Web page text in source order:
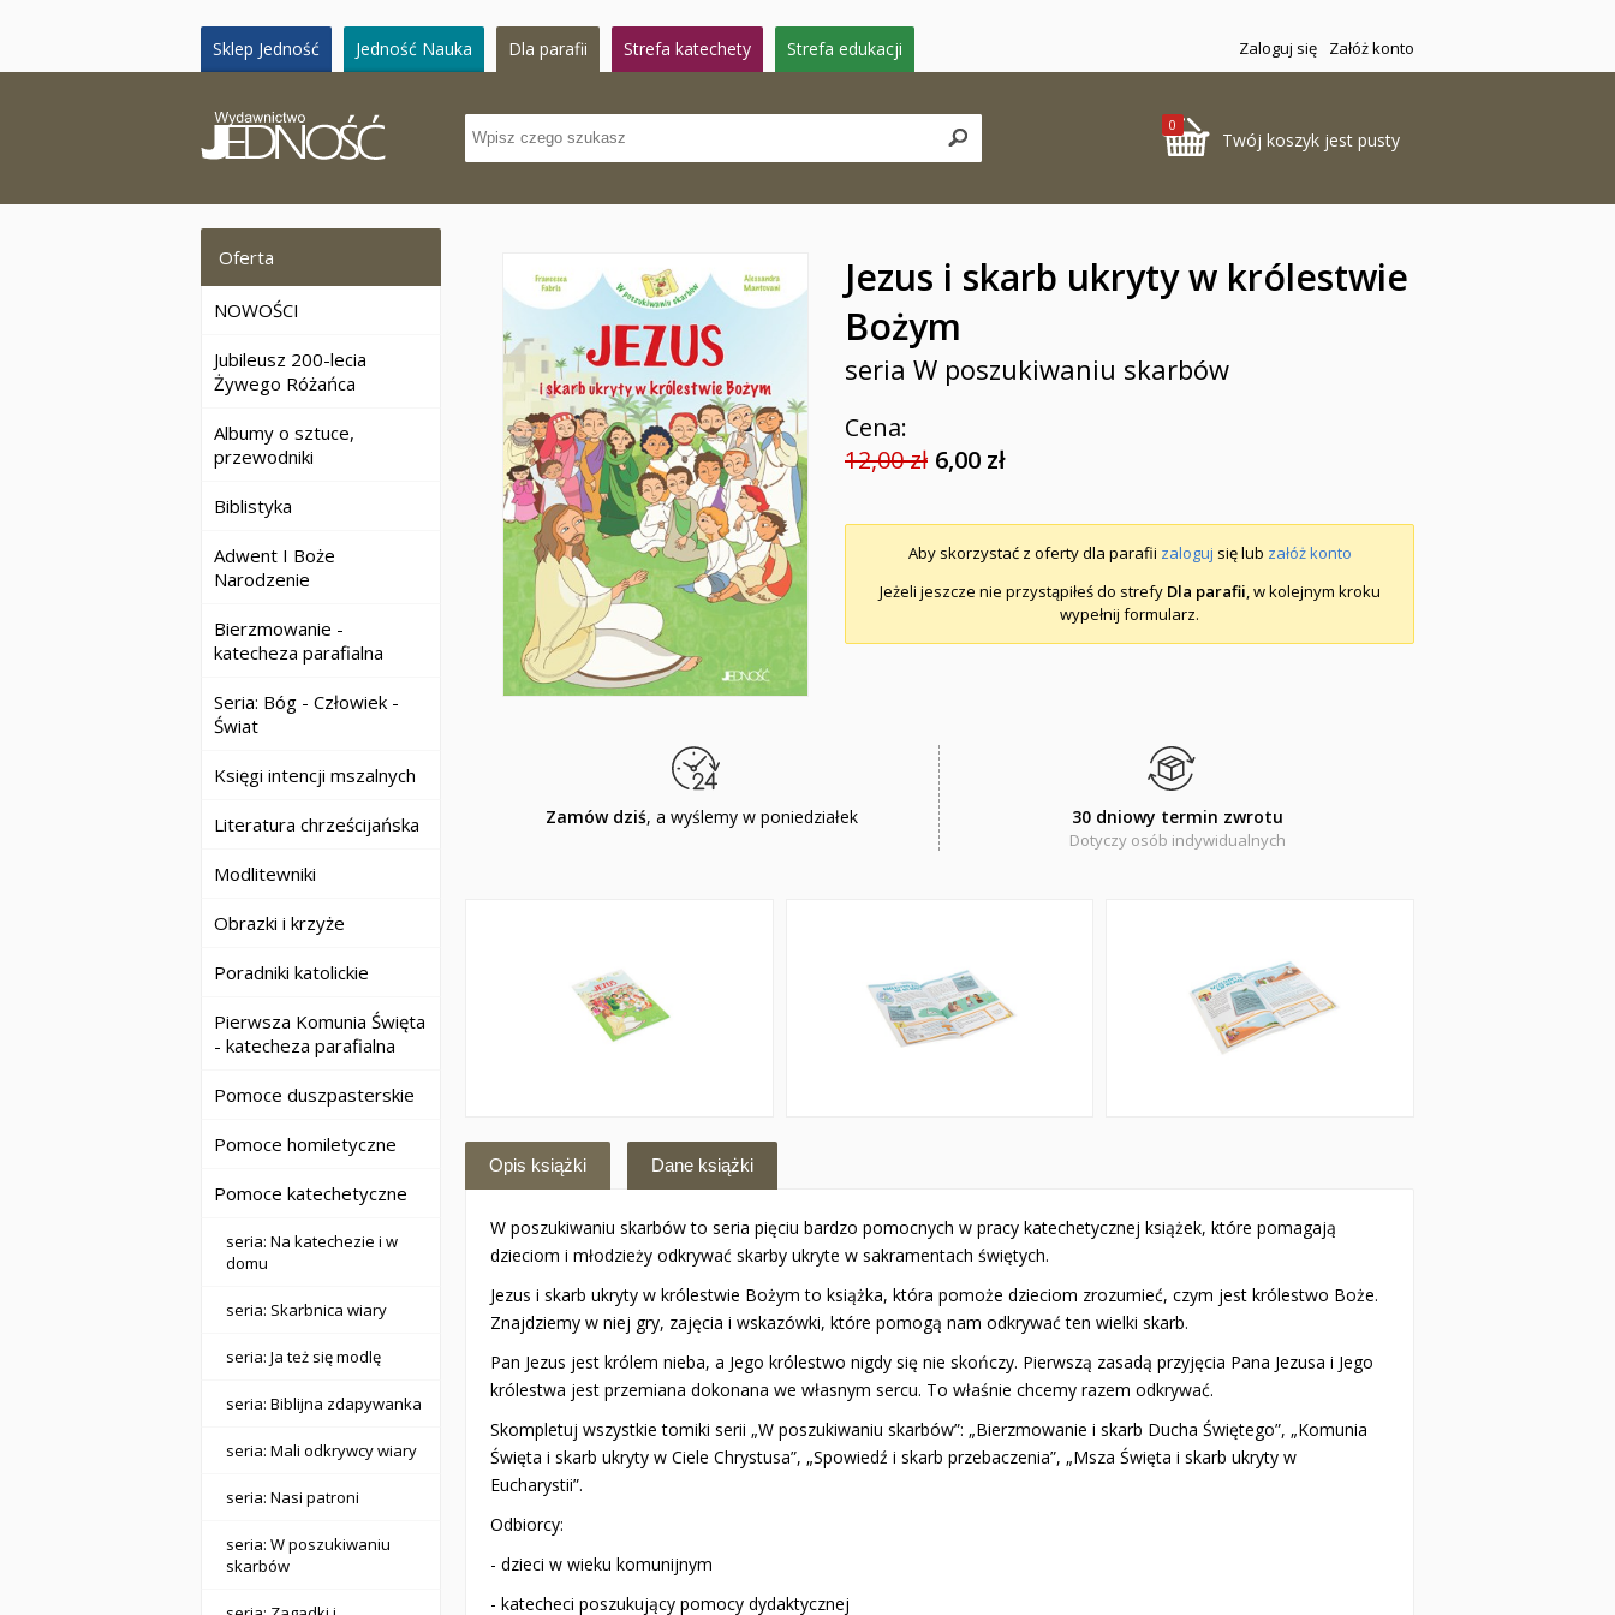
Sklep Jedność Jedność Nauka Dla parafii Strefa katechety Strefa edukacji Zaloguj się Załóż konto
0
Twój koszyk jest pusty
Oferta
NOWOŚCI
Jubileusz 200-lecia
Żywego Różańca
Albumy o sztuce,
przewodniki
Biblistyka
Adwent I Boże
Narodzenie
Bierzmowanie -
katecheza parafialna
Seria: Bóg - Człowiek -
Świat
Księgi intencji mszalnych
Literatura chrześcijańska
Modlitewniki
Obrazki i krzyże
Poradniki katolickie
Pierwsza Komunia Święta
- katecheza parafialna
Pomoce duszpasterskie
Pomoce homiletyczne
Pomoce katechetyczne
seria: Na katechezie i w
domu
seria: Skarbnica wiary
seria: Ja też się modlę
seria: Biblijna zdapywanka
seria: Mali odkrywcy wiary
seria: Nasi patroni
seria: W poszukiwaniu
skarbów
Jezus i skarb ukryty w królestwie
Bożym
seria W poszukiwaniu skarbów
Cena:
12,00 zł 6,00 zł
Aby skorzystać z oferty dla parafii zaloguj się lub załóż konto
Jeżeli jeszcze nie przystąpiłeś do strefy Dla parafii, w kolejnym kroku
wypełnij formularz.
Zamów dziś, a wyślemy w poniedziałek 30 dniowy termin zwrotu
Dotyczy osób indywidualnych
Opis książki Dane książki
W poszukiwaniu skarbów to seria pięciu bardzo pomocnych w pracy katechetycznej książek, które pomagają
dzieciom i młodzieży odkrywać skarby ukryte w sakramentach świętych.
Jezus i skarb ukryty w królestwie Bożym to książka, która pomoże dzieciom zrozumieć, czym jest królestwo Boże.
Znajdziemy w niej gry, zajęcia i wskazówki, które pomogą nam odkrywać ten wielki skarb.
Pan Jezus jest królem nieba, a Jego królestwo nigdy się nie skończy. Pierwszą zasadą przyjęcia Pana Jezusa i Jego
królestwa jest przemiana dokonana we własnym sercu. To właśnie chcemy razem odkrywać.
Skompletuj wszystkie tomiki serii „W poszukiwaniu skarbów”: „Bierzmowanie i skarb Ducha Świętego”, „Komunia
Święta i skarb ukryty w Ciele Chrystusa”, „Spowiedź i skarb przebaczenia”, „Msza Święta i skarb ukryty w
Eucharystii”.
Odbiorcy:
- dzieci w wieku komunijnym
- katecheci poszukujący pomocy dydaktycznej